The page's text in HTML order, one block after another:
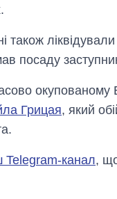
також
посаду
окупованому
Грицая, який
Telegram-канал,